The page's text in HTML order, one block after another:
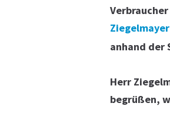
Ziegelmayer
anhand der
Herr
begrüßen,